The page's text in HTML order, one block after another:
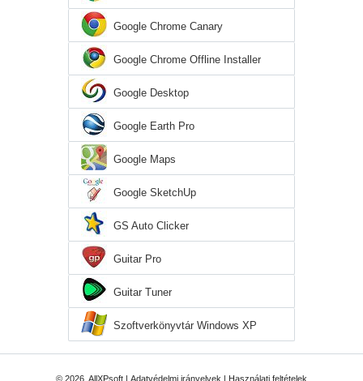
Google Chrome Canary
Google Chrome Offline Installer
Google Desktop
Google Earth Pro
Google Maps
Google SketchUp
GS Auto Clicker
Guitar Pro
Guitar Tuner
Szoftverkönyvtár Windows XP
© 2026, AllXPsoft | Adatvédelmi irányelvek | Használati feltételek